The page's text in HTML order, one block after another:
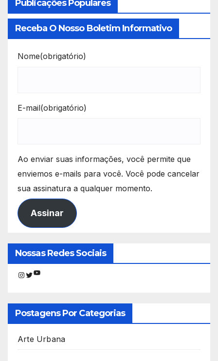
Publicações Populares
Receba O Nosso Boletim Informativo
Nome(obrigatório)
E-mail(obrigatório)
Ao enviar suas informações, você permite que
enviemos e-mails para você. Você pode cancelar
sua assinatura a qualquer momento.
Assinar
Nossas Redes Sociais
Instagram
Twitter
Youtube
Postagens Por Categorias
Arte Urbana